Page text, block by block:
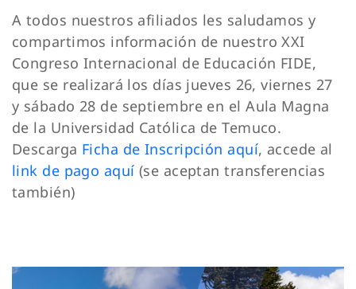
A todos nuestros afiliados les saludamos y
compartimos información de nuestro XXI
Congreso Internacional de Educación FIDE,
que se realizará los días jueves 26, viernes 27
y sábado 28 de septiembre en el Aula Magna
de la Universidad Católica de Temuco.
Descarga Ficha de Inscripción aquí, accede al
link de pago aquí (se aceptan transferencias
también)